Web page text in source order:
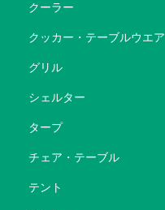
クーラー
クッカー・テーブルウエア
グリル
シェルター
タープ
チェア・テーブル
テント